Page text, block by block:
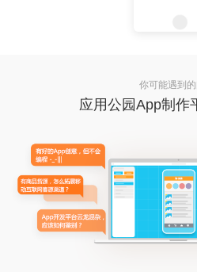
你可能遇到
应用公园App制作